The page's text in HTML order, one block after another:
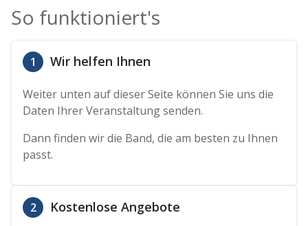
So funktioniert's
1 Wir helfen Ihnen
Weiter unten auf dieser Seite können Sie uns die
Daten Ihrer Veranstaltung senden.
Dann finden wir die Band, die am besten zu Ihnen
passt.
2 Kostenlose Angebote